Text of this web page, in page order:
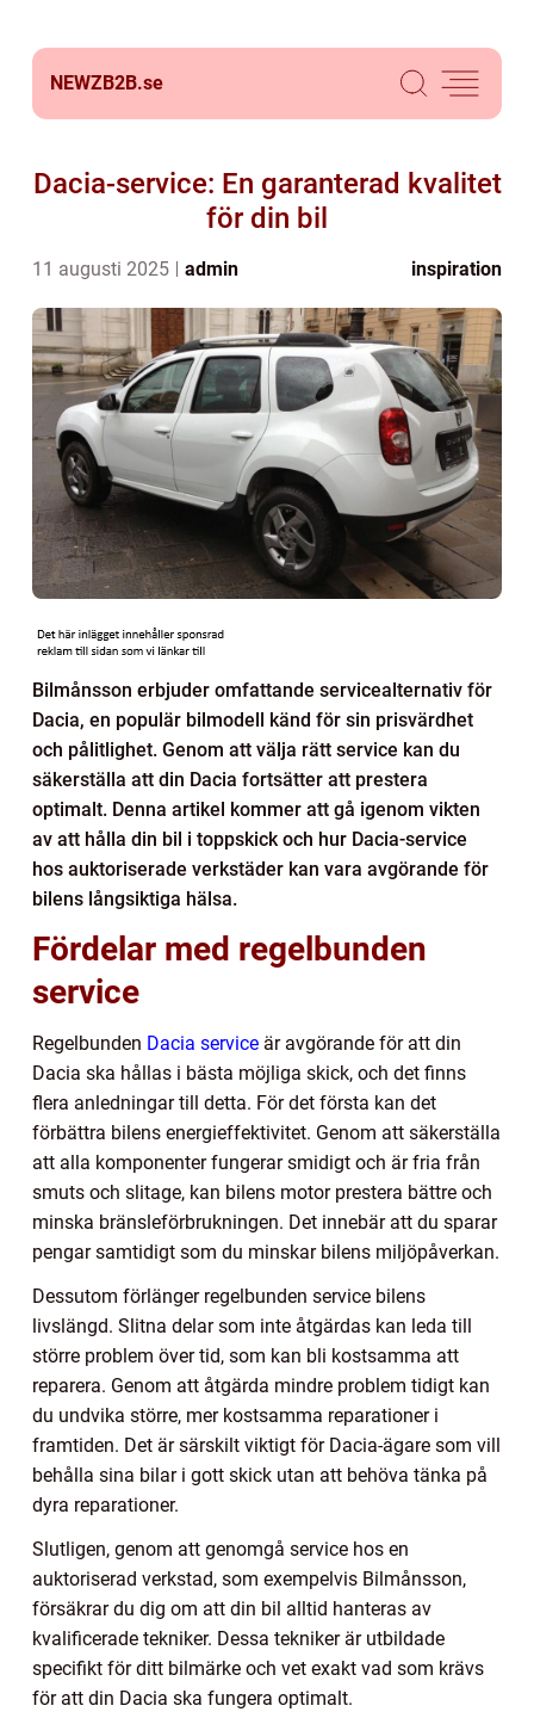
NEWZB2B.se
Dacia-service: En garanterad kvalitet
för din bil
11 augusti 2025 admin inspiration
Bilmånsson erbjuder omfattande servicealternativ för
Dacia, en populär bilmodell känd för sin prisvärdhet
och pålitlighet. Genom att välja rätt service kan du
säkerställa att din Dacia fortsätter att prestera
optimalt. Denna artikel kommer att gå igenom vikten
av att hålla din bil i toppskick och hur Dacia-service
hos auktoriserade verkstäder kan vara avgörande för
bilens långsiktiga hälsa.
Fördelar med regelbunden
service
Regelbunden Dacia service är avgörande för att din
Dacia ska hållas i bästa möjliga skick, och det finns
flera anledningar till detta. För det första kan det
förbättra bilens energieffektivitet. Genom att säkerställa
att alla komponenter fungerar smidigt och är fria från
smuts och slitage, kan bilens motor prestera bättre och
minska bränsleförbrukningen. Det innebär att du sparar
pengar samtidigt som du minskar bilens miljöpåverkan.
Dessutom förlänger regelbunden service bilens
livslängd. Slitna delar som inte åtgärdas kan leda till
större problem över tid, som kan bli kostsamma att
reparera. Genom att åtgärda mindre problem tidigt kan
du undvika större, mer kostsamma reparationer i
framtiden. Det är särskilt viktigt för Dacia-ägare som vill
behålla sina bilar i gott skick utan att behöva tänka på
dyra reparationer.
Slutligen, genom att genomgå service hos en
auktoriserad verkstad, som exempelvis Bilmånsson,
försäkrar du dig om att din bil alltid hanteras av
kvalificerade tekniker. Dessa tekniker är utbildade
specifikt för ditt bilmärke och vet exakt vad som krävs
för att din Dacia ska fungera optimalt.